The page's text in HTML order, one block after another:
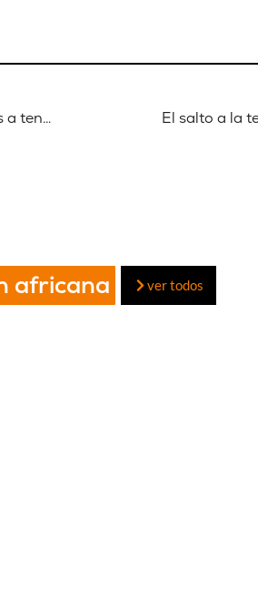
Perspectivas económicas de África para 2017: diez países a tener en cuenta El salto a la
africana ver todos